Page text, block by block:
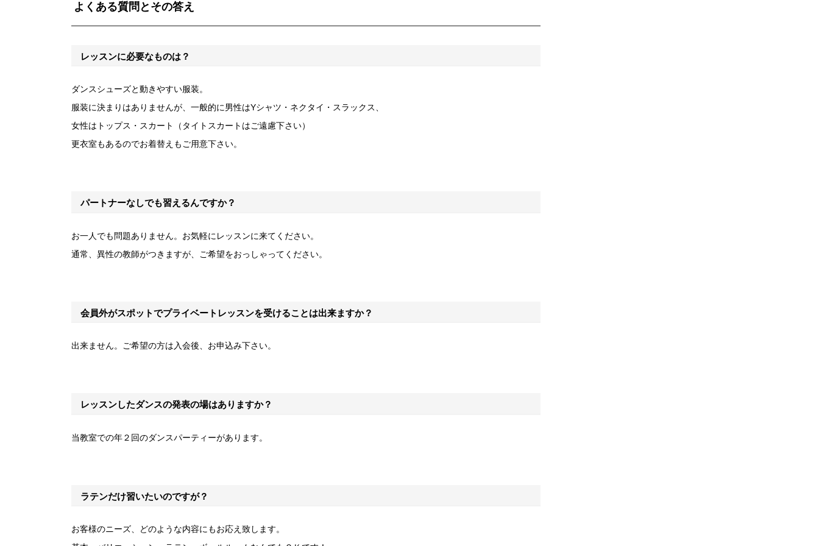
よくある質問とその答え
レッスンに必要なものは？
ダンスシューズと動きやすい服装。
服装に決まりはありませんが、一般的に男性はYシャツ・ネクタイ・スラックス、
女性はトップス・スカート（タイトスカートはご遠慮下さい）
更衣室もあるのでお着替えもご用意下さい。
パートナーなしでも習えるんですか？
お一人でも問題ありません。お気軽にレッスンに来てください。
通常、異性の教師がつきますが、ご希望をおっしゃってください。
会員外がスポットでプライベートレッスンを受けることは出来ますか？
出来ません。ご希望の方は入会後、お申込み下さい。
レッスンしたダンスの発表の場はありますか？
当教室での年２回のダンスパーティーがあります。
ラテンだけ習いたいのですが？
お客様のニーズ、どのような内容にもお応え致します。